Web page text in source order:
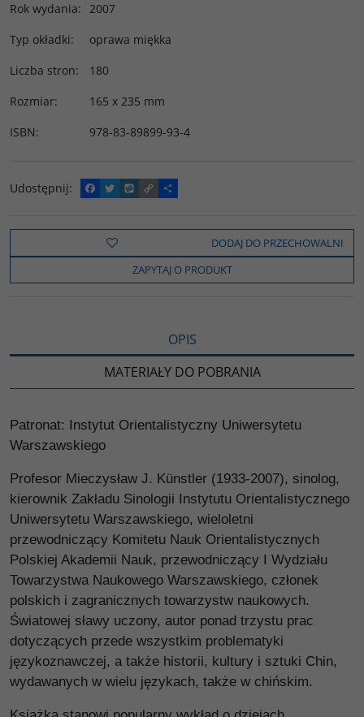
Rok wydania: 2007
Typ okładki:
oprawa miękka
Liczba stron:
180
Rozmiar:
165 x 235 mm
ISBN: 978-83-89899-93-4
Udostępnij:
F
a
e
o
k
T
w
t
t
e
W
y
o
C
o
y
i
n
k
P
o
z
e
l
s
DODAJ DO PRZECHOWALNI
ZAPYTAJ O PRODUKT
OPIS
MATERIAŁY DO POBRANIA
Patronat: Instytut Orientalistyczny Uniwersytetu
Warszawskiego
Profesor Mieczysław J. Künstler (1933-2007), sinolog,
kierownik Zakładu Sinologii Instytutu Orientalistycznego
Uniwersytetu Warszawskiego, wieloletni
przewodniczący Komitetu Nauk Orientalistycznych
Polskiej Akademii Nauk, przewodniczący I Wydziału
Towarzystwa Naukowego Warszawskiego, członek
polskich i zagranicznych towarzystw naukowych.
Światowej sławy uczony, autor ponad trzystu prac
dotyczących przede wszystkim problematyki
językoznawczej, a także historii, kultury i sztuki Chin,
wydawanych w wielu językach, także w chińskim.